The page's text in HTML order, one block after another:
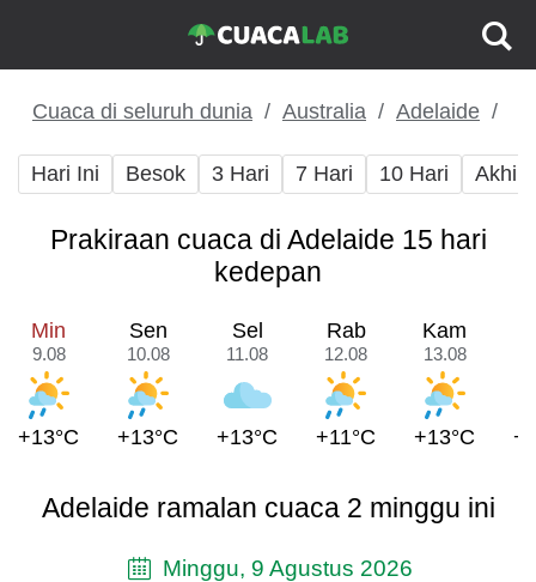
Cuaca di seluruh dunia Australia Adelaide
Hari Ini Besok 3 Hari 7 Hari 10 Hari Akhir
Prakiraan cuaca di Adelaide 15 hari
kedepan
Min
9.08
+13°C
Sen
10.08
+13°C
Sel
11.08
+13°C
Rab
12.08
+11°C
Kam
13.08
+13°C
Adelaide ramalan cuaca 2 minggu ini
Minggu, 9 Agustus 2026